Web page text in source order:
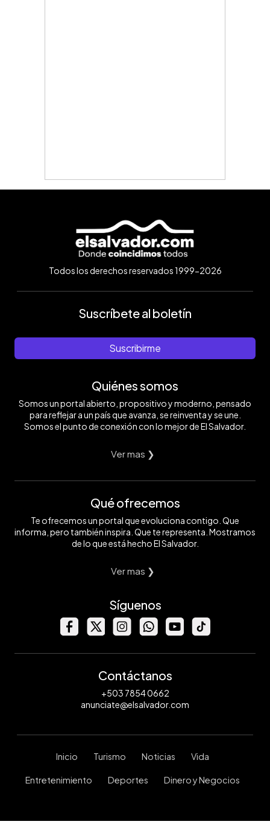
Todos los derechos reservados 1999-2026
Suscríbete al boletín
Suscribirme
Quiénes somos
Somos un portal abierto, propositivo y moderno, pensado
para reflejar a un país que avanza, se reinventa y se une.
Somos el punto de conexión con lo mejor de El Salvador.
Ver mas ❯
Qué ofrecemos
Te ofrecemos un portal que evoluciona contigo. Que
informa, pero también inspira. Que te representa. Mostramos
de lo que está hecho El Salvador.
Ver mas ❯
Síguenos
Contáctanos
+503 7854 0662
anunciate@elsalvador.com
Inicio Turismo Noticias Vida
Entretenimiento Deportes Dinero y Negocios